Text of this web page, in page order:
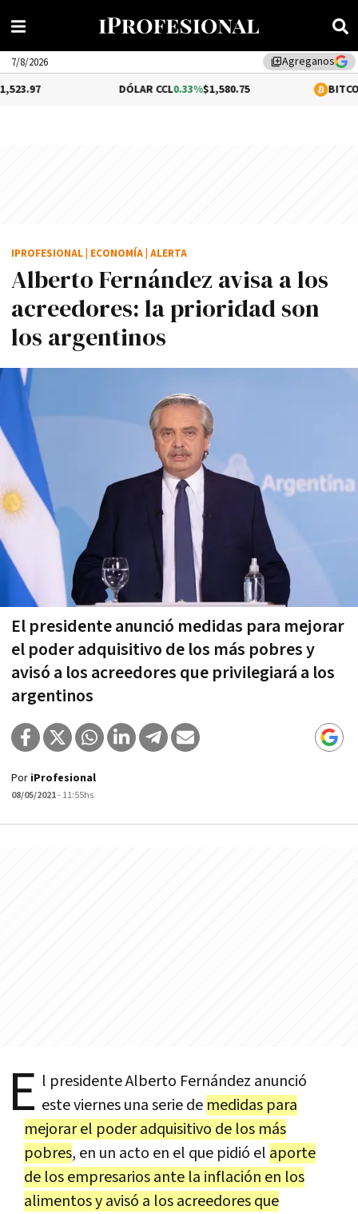
library_addAgreganos
7/8/2026
0.33%$1,580.75 0.86%
Alberto Fernández avisa a los
acreedores: la prioridad son
los argentinos
El presidente anunció medidas para mejorar
el poder adquisitivo de los más pobres y
avisó a los acreedores que privilegiará a los
argentinos
IPROFESIONAL ECONOMÍA ALERTA
Por iProfesional
08/05/2021- 11:55hs
E l presidente Alberto Fernández anunció
este viernes una serie de medidas para
mejorar el poder adquisitivo de los más
pobres, en un acto en el que pidió el aporte
de los empresarios ante la inflación en los
alimentos y avisó a los acreedores que